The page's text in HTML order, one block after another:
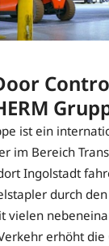
ist ein
im Bereich
Ingolstadt
durch
vielen
erhöht